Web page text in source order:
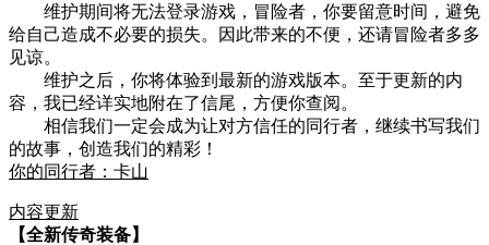
维护期间将无法登录游戏，冒险者，你要留意时间，避免
给自己造成不必要的损失。因此带来的不便，还请冒险者多多
见谅。
维护之后，你将体验到最新的游戏版本。至于更新的内
容，我已经详实地附在了信尾，方便你查阅。
相信我们一定会成为让对方信任的同行者，继续书写我们
的故事，创造我们的精彩！
你的同行者：卡山
内容更新
【全新传奇装备】